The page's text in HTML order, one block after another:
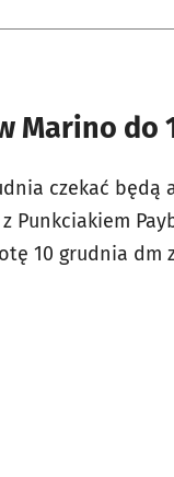
Marino do
czekać będą
Punkciakiem
10 grudnia dm